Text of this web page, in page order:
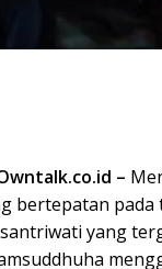
–
bertepatan pada
yang